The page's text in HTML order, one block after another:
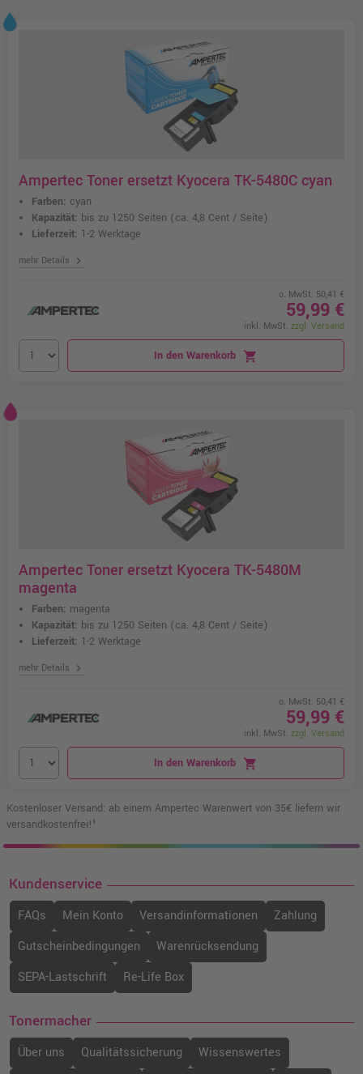
Ampertec Toner ersetzt Kyocera TK-5480C cyan
Farben: cyan
Kapazität: bis zu 1250 Seiten (ca. 4,8 Cent / Seite)
Lieferzeit: 1-2 Werktage
mehr Details chevron_right
o. MwSt. 50,41 €
59,99 €
inkl. MwSt. zzgl. Versand
In den Warenkorb shopping_cart
Ampertec Toner ersetzt Kyocera TK-5480M
magenta
Farben: magenta
Kapazität: bis zu 1250 Seiten (ca. 4,8 Cent / Seite)
Lieferzeit: 1-2 Werktage
mehr Details chevron_right
o. MwSt. 50,41 €
59,99 €
inkl. MwSt. zzgl. Versand
In den Warenkorb shopping_cart
Kostenloser Versand: ab einem Ampertec Warenwert von 35€ liefern wir
versandkostenfrei!¹
Kundenservice
FAQs Mein Konto Versandinformationen
Zahlung
Gutscheinbedingungen
Warenrücksendung
SEPA-Lastschrift
Re-Life Box
Tonermacher
Über uns Qualitätssicherung
Wissenswertes